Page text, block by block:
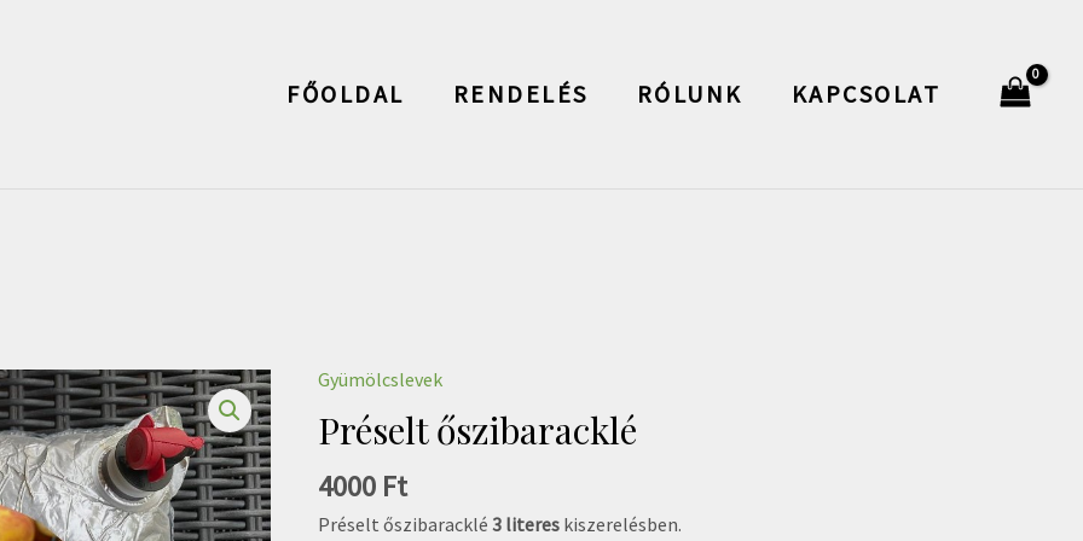
FŐOLDAL RENDELÉS RÓLUNK KAPCSOLAT
Gyümölcslevek
Préselt őszibaracklé
4000 Ft
Préselt őszibaracklé 3 litereskiszerelésben.